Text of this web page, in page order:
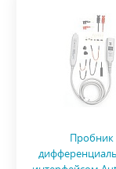
Пробник